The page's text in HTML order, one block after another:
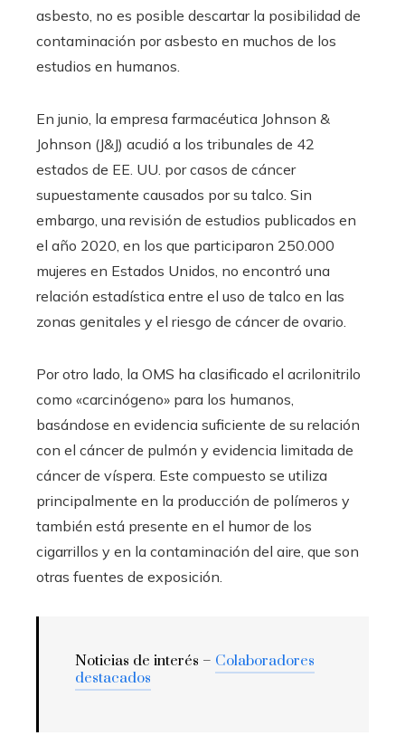
asbesto, no es posible descartar la posibilidad de
contaminación por asbesto en muchos de los
estudios en humanos.
En junio, la empresa farmacéutica Johnson &
Johnson (J&J) acudió a los tribunales de 42
estados de EE. UU. por casos de cáncer
supuestamente causados ​​por su talco. Sin
embargo, una revisión de estudios publicados en
el año 2020, en los que participaron 250.000
mujeres en Estados Unidos, no encontró una
relación estadística entre el uso de talco en las
zonas genitales y el riesgo de cáncer de ovario.
Por otro lado, la OMS ha clasificado el acrilonitrilo
como «carcinógeno» para los humanos,
basándose en evidencia suficiente de su relación
con el cáncer de pulmón y evidencia limitada de
cáncer de víspera. Este compuesto se utiliza
principalmente en la producción de polímeros y
también está presente en el humor de los
cigarrillos y en la contaminación del aire, que son
otras fuentes de exposición.
Noticias de interés – Colaboradores
destacados